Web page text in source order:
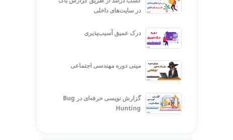
در سایت‌های داخلی
درک عمیق آسیب‌پذیری
مینی دوره مهندسی اجتماعی
گزارش نویسی حرفه‌ای در Bug
Hunting